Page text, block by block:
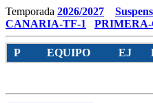
Temporada 2026/2027
CANARIA-TF-1
P EQUIPO EJ